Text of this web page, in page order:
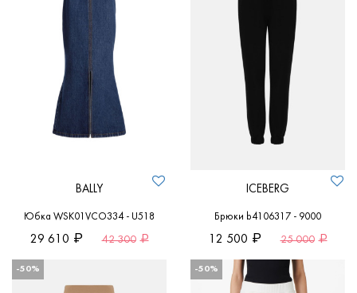
BALLY
Юбка WSK01VCO334 - U518
29 610 42 300
ICEBERG
Брюки b4106317 - 9000
12 500 25 000
-50% -50%